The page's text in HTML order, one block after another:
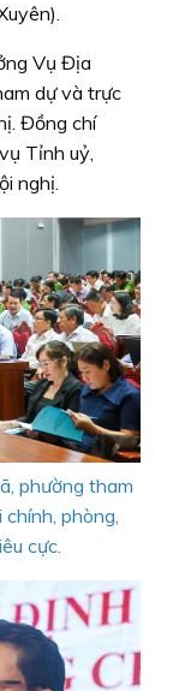
Vụ Địa
dự và trực
Đồng chí
Tỉnh uỷ,
nghị.
phường tham
phòng,
cực.